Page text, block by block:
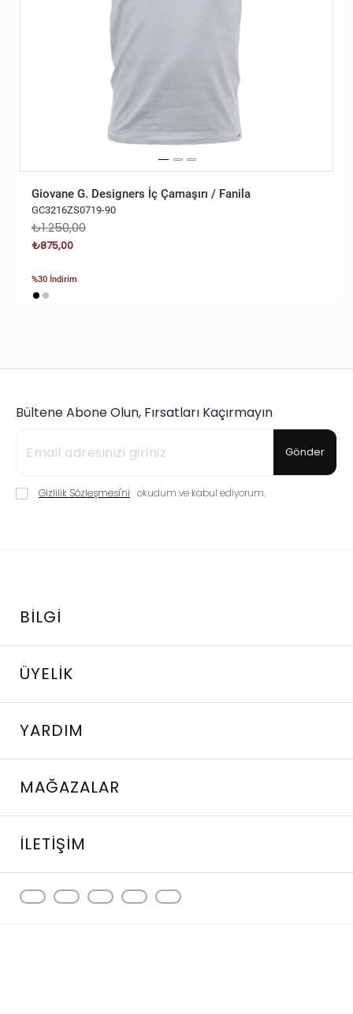
Giovane G. Designers İç Çamaşırı / Fanila
GC3216ZS0719-90
₺1.250,00
₺875,00
%30 İndirim
Bültene Abone Olun, Fırsatları Kaçırmayın
Gönder
Gizlilik Sözleşmesi'ni okudum ve kabul ediyorum.
BILGI
ÜYELIK
YARDIM
MAĞAZALAR
İLETIŞIM